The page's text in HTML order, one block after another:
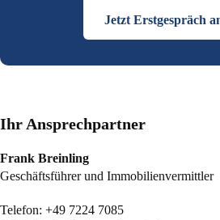
Jetzt Erstgespräch
Ihr Ansprechpartner
Frank Breinling
Geschäftsführer und Immobilienvermittler
Telefon: +49 7224 7085